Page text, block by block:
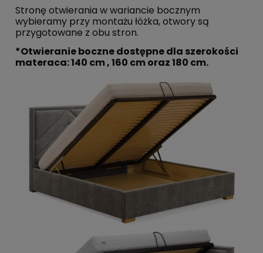
Stronę otwierania w wariancie bocznym
wybieramy przy montażu łóżka, otwory są
przygotowane z obu stron.
*Otwieranie boczne dostępne dla szerokości
materaca: 140 cm , 160 cm oraz 180 cm.